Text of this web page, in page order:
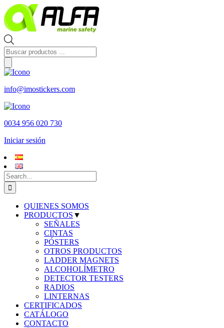
Skip
to
content
Búsqueda
de
productos
info@imostickers.com
0034 956 020 730
Iniciar sesión
Search
for:
QUIENES SOMOS
PRODUCTOS ▼
SEÑALES
CINTAS
PÓSTERS
OTROS PRODUCTOS
LADDER MAGNETS
ALCOHOLÍMETRO
DETECTOR TESTERS
RADIOS
LINTERNAS
CERTIFICADOS
CATÁLOGO
CONTACTO